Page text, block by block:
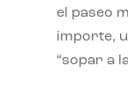
el paseo
importe,
“sopar a